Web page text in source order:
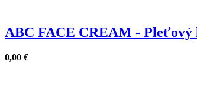
ABC FACE CREAM - Pleťový
0,00 €